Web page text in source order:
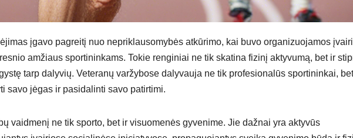
įgavo pagreitį nuo nepriklausomybės atkūrimo, kai buvo organizuojamos
amžiaus sportininkams. Tokie renginiai ne tik skatina fizinį aktyvumą, bet ir
tarp dalyvių. Veteranų varžybose dalyvauja ne tik profesionalūs sportininkai,
savo jėgas ir pasidalinti savo patirtimi.
vaidmenį ne tik sporto, bet ir visuomenės gyvenime. Jie dažnai yra aktyvūs